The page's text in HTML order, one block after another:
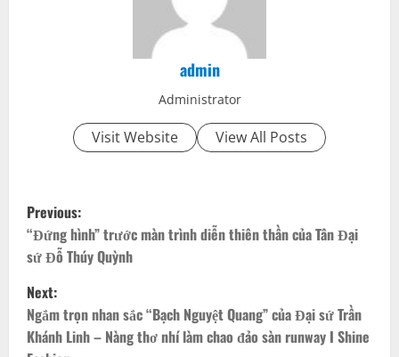
admin
Administrator
Visit Website View All Posts
P
o
s
t
Previous:
“Đứng hình” trước màn trình diễn thiên thần của Tân Đại
sứ Đỗ Thúy Quỳnh
Next:
Ngắm trọn nhan sắc “Bạch Nguyệt Quang” của Đại sứ Trần
Khánh Linh – Nàng thơ nhí làm chao đảo sàn runway I Shine